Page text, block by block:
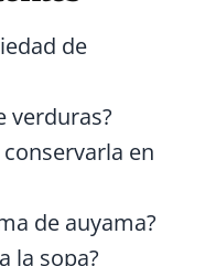
de
verduras?
en
de auyama?
la sopa?